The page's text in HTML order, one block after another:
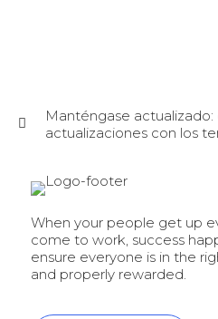
Manténgase
actualizaciones con los
When your people get up
come to work, success
ensure everyone is in the
and properly rewarded.